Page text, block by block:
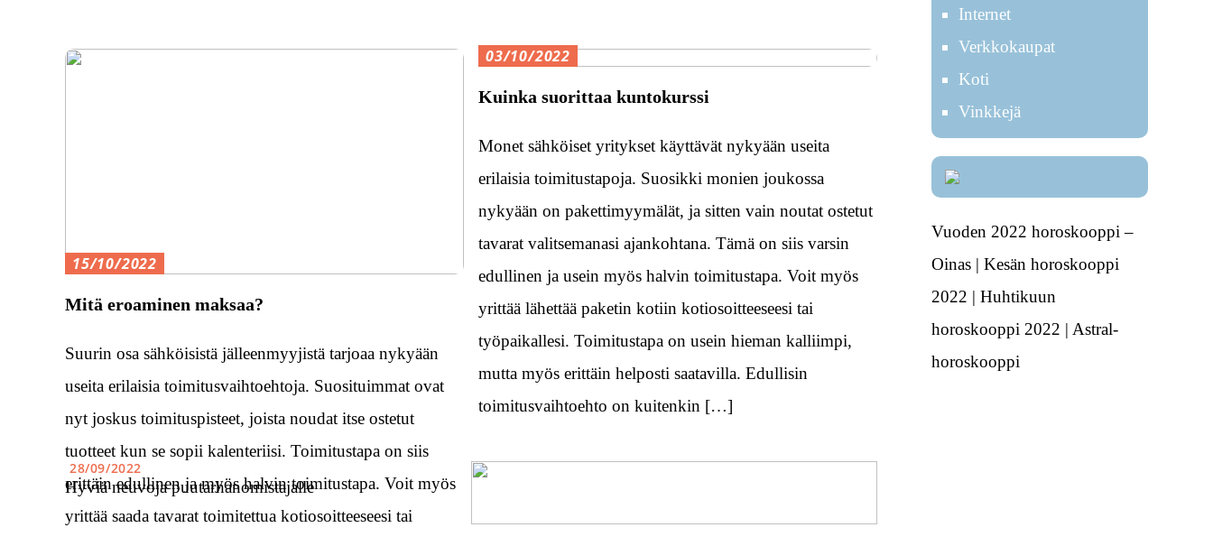
15/10/2022
Mitä eroaminen maksaa?
Suurin osa sähköisistä jälleenmyyjistä tarjoaa nykyään
useita erilaisia toimitusvaihtoehtoja. Suosituimmat ovat
nyt joskus toimituspisteet, joista noudat itse ostetut
tuotteet kun se sopii kalenteriisi. Toimitustapa on siis
erittäin edullinen ja myös halvin toimitustapa. Voit myös
yrittää saada tavarat toimitettua kotiosoitteeseesi tai
03/10/2022
Kuinka suorittaa kuntokurssi
Monet sähköiset yritykset käyttävät nykyään useita
erilaisia toimitustapoja. Suosikki monien joukossa
nykyään on pakettimyymälät, ja sitten vain noutat ostetut
tavarat valitsemanasi ajankohtana. Tämä on siis varsin
edullinen ja usein myös halvin toimitustapa. Voit myös
yrittää lähettää paketin kotiin kotiosoitteeseesi tai
työpaikallesi. Toimitustapa on usein hieman kalliimpi,
mutta myös erittäin helposti saatavilla. Edullisin
toimitusvaihtoehto on kuitenkin […]
28/09/2022
Hyviä neuvoja puutarhanomistajalle
Internet
Verkkokaupat
Koti
Vinkkejä
Vuoden 2022 horoskooppi –
Oinas | Kesän horoskooppi
2022 | Huhtikuun
horoskooppi 2022 | Astral-
horoskooppi